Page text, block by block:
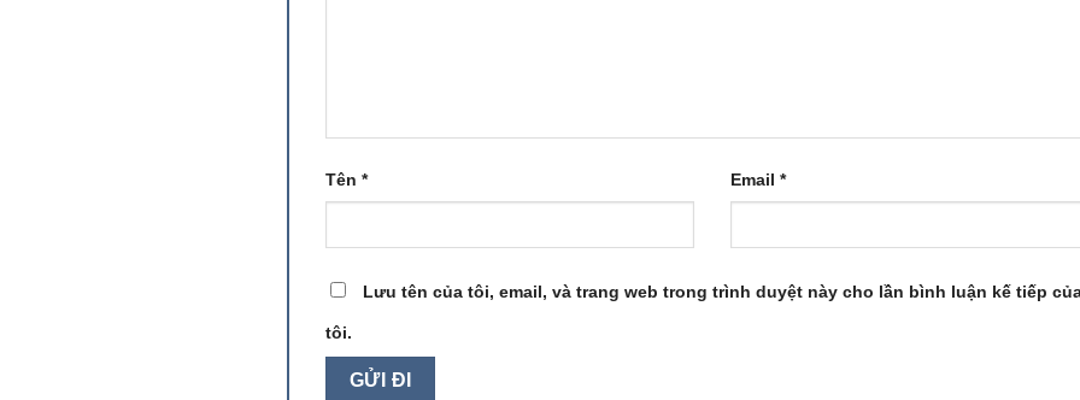
Tên* Email *
Lưu tên của tôi, email, và trang web trong trình duyệt này cho lần bình luận kế tiếp
tôi.